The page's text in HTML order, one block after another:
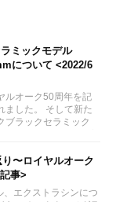
ミックモデル
について <2022/6
ルオーク50周年を記
ました。 そして新た
ブラックセラミック
〜ロイヤルオーク
事>
エクストラシンにつ